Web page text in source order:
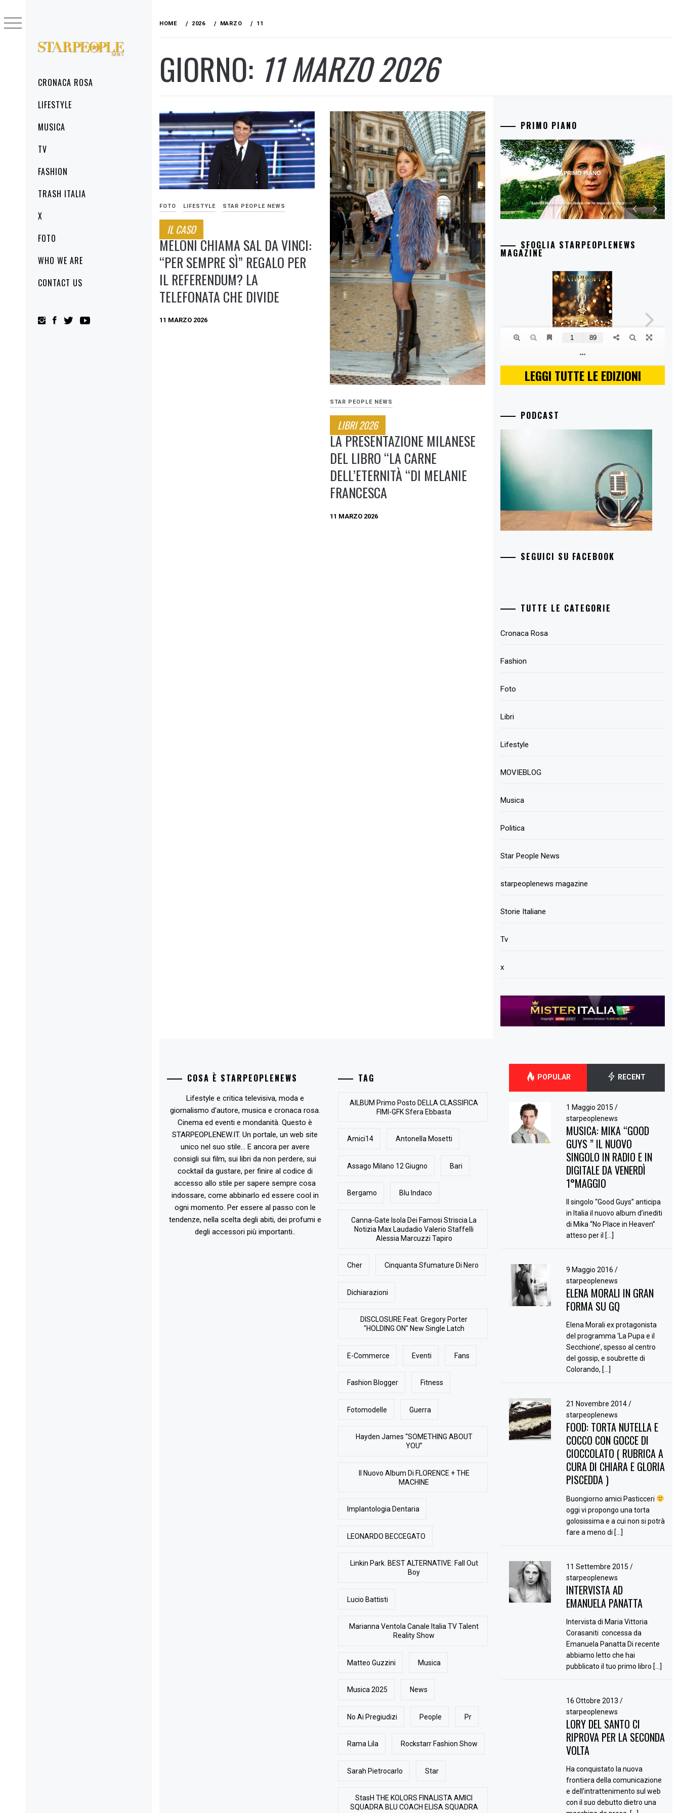
STARPEOPLENEWS
MenuCRONACA ROSA
LIFESTYLE
MUSICA
TV
FASHION
TRASH ITALIA
X
FOTO
WHO WE ARE
CONTACT US
to
content
HOME 2026 MARZO 11
GIORNO: 11 MARZO 2026
FOTO LIFESTYLE STAR PEOPLE NEWS
IL CASO
MELONI CHIAMA SAL DA VINCI:
“PER SEMPRE SÌ” REGALO PER
IL REFERENDUM? LA
TELEFONATA CHE DIVIDE
11 MARZO 2026
STAR PEOPLE NEWS
LIBRI 2026
LA PRESENTAZIONE MILANESE
DEL LIBRO “LA CARNE
DELL’ETERNITÀ “DI MELANIE
FRANCESCA
11 MARZO 2026
PRIMO PIANO
Sabrina Martinengo: una donna che ha imparato a scegliersi.
PRIMO PIANO
SFOGLIA STARPEOPLENEWS
MAGAZINE
LEGGI TUTTE LE EDIZIONI
PODCAST
SEGUICI SU FACEBOOK
TUTTE LE CATEGORIE
Cronaca Rosa
Fashion
Foto
Libri
Lifestyle
MOVIEBLOG
Musica
Politica
Star People News
starpeoplenews magazine
Storie Italiane
Tv
x
COSA È STARPEOPLENEWS
Lifestyle e critica televisiva, moda e
giornalismo d'autore, musica e cronaca rosa.
Cinema ed eventi e mondanità. Questo è
STARPEOPLENEW.IT. Un portale, un web site
unico nel suo stile... E ancora per avere
consigli sui film, sui libri da non perdere, sui
cocktail da gustare, per finire al codice di
accesso allo stile per sapere sempre cosa
indossare, come abbinarlo ed essere cool in
ogni momento. Per essere al passo con le
tendenze, nella scelta degli abiti, dei profumi e
degli accessori più importanti..
TAG
AlLBUM Primo Posto DELLA CLASSIFICA
FIMI-GFK Sfera Ebbasta
Amici14 Antonella Mosetti
Assago Milano 12 Giugno Bari
Bergamo Blu Indaco
Canna-Gate Isola Dei Famosi Striscia La
Notizia Max Laudadio Valerio Staffelli
Alessia Marcuzzi Tapiro
Cher Cinquanta Sfumature Di Nero
Dichiarazioni
DISCLOSURE Feat. Gregory Porter
"HOLDING ON" New Single Latch
E-Commerce Eventi Fans
Fashion Blogger Fitness
Fotomodelle Guerra
Hayden James “SOMETHING ABOUT
YOU”
Il Nuovo Album Di FLORENCE + THE
MACHINE
Implantologia Dentaria
LEONARDO BECCEGATO
Linkin Park. BEST ALTERNATIVE: Fall Out
Boy
Lucio Battisti
Marianna Ventola Canale Italia TV Talent
Reality Show
Matteo Guzzini Musica
Musica 2025 News
No Ai Pregiudizi People Pr
Rama Lila Rockstarr Fashion Show
Sarah Pietrocarlo Star
StasH THE KOLORS FINALISTA AMICI
SQUADRA BLU COACH ELISA SQUADRA
POPULAR RECENT
1 Maggio 2015 /
starpeoplenews
MUSICA: MIKA “GOOD
GUYS ” IL NUOVO
SINGOLO IN RADIO E IN
DIGITALE DA VENERDÌ
1°MAGGIO
Il singolo “Good Guys” anticipa
in Italia il nuovo album d’inediti
di Mika “No Place in Heaven”
atteso per il […]
9 Maggio 2016 /
starpeoplenews
ELENA MORALI IN GRAN
FORMA SU GQ
Elena Morali ex protagonista
del programma ‘La Pupa e il
Secchione’, spesso al centro
del gossip, e soubrette di
Colorando, […]
21 Novembre 2014/
starpeoplenews
FOOD: TORTA NUTELLA E
COCCO CON GOCCE DI
CIOCCOLATO ( RUBRICA A
CURA DI CHIARA E GLORIA
PISCEDDA )
Buongiorno amici Pasticceri
oggi vi propongo una torta
golosissima e a cui non si potrà
fare a meno di […]
11 Settembre 2015 /
starpeoplenews
INTERVISTA AD
EMANUELA PANATTA
Intervista di Maria Vittoria
Corasaniti concessa da
Emanuela Panatta Di recente
abbiamo letto che hai
pubblicato il tuo primo libro […]
16 Ottobre 2013 /
starpeoplenews
LORY DEL SANTO CI
RIPROVA PER LA SECONDA
VOLTA
Ha conquistato la nuova
frontiera della comunicazione
e dell’intrattenimento sul web
con il suo debutto dietro una